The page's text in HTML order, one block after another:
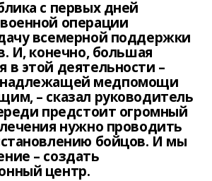
с первых дней
операции
всемерной поддержки
И, конечно, большая
в этой деятельности –
надлежащей медпомощи
– сказал руководитель
предстоит огромный
нужно проводить
бойцов. И мы
– создать
центр.